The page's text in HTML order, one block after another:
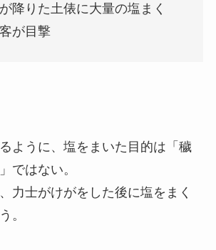
降りた土俵に大量の塩まく
が目撃
ように、塩をまいた目的は「穢
ではない。
力士がけがをした後に塩をまく
。